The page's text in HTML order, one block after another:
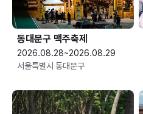
동대문구 맥주축제
2026.08.28~2026.08.29
서울특별시 동대문구